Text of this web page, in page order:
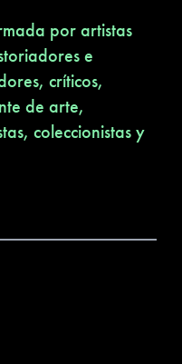
por artistas
e
críticos,
de arte,
coleccionistas y